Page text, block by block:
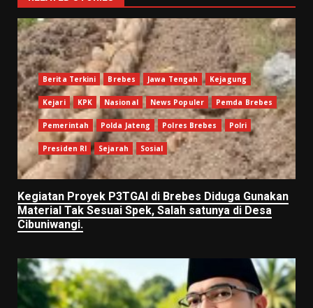
Berita Terkini Brebes Jawa Tengah Kejagung
Kejari KPK Nasional News Populer Pemda Brebes
Pemerintah Polda Jateng Polres Brebes Polri
Presiden RI Sejarah Sosial
Kegiatan Proyek P3TGAI di Brebes Diduga Gunakan
Material Tak Sesuai Spek, Salah satunya di Desa
Cibuniwangi.